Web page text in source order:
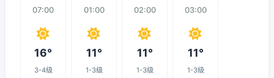
07:00
16°
3-4级
01:00
11°
1-3级
02:00
11°
1-3级
03:00
11°
1-3级